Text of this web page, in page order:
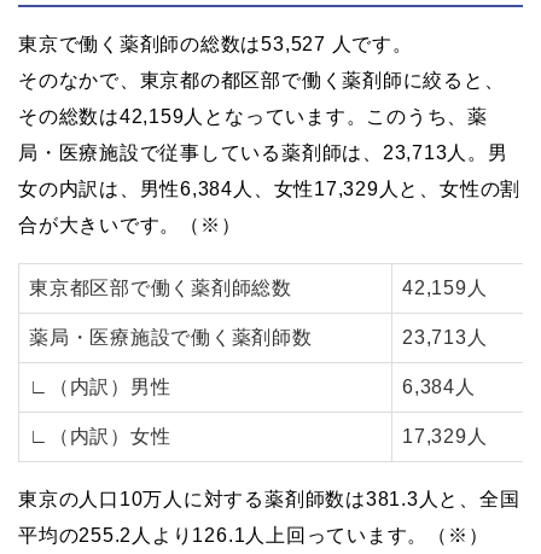
東京で働く薬剤師の総数は53,527 人です。
そのなかで、東京都の都区部で働く薬剤師に絞ると、
その総数は42,159人となっています。このうち、薬
局・医療施設で従事している薬剤師は、23,713人。男
女の内訳は、男性6,384人、女性17,329人と、女性の割
合が大きいです。（※）
東京都区部で働く薬剤師総数 42,159人
薬局・医療施設で働く薬剤師数 23,713人
∟（内訳）男性 6,384人
∟（内訳）女性 17,329人
東京の人口10万人に対する薬剤師数は381.3人と、全国
平均の255.2人より126.1人上回っています。（※）